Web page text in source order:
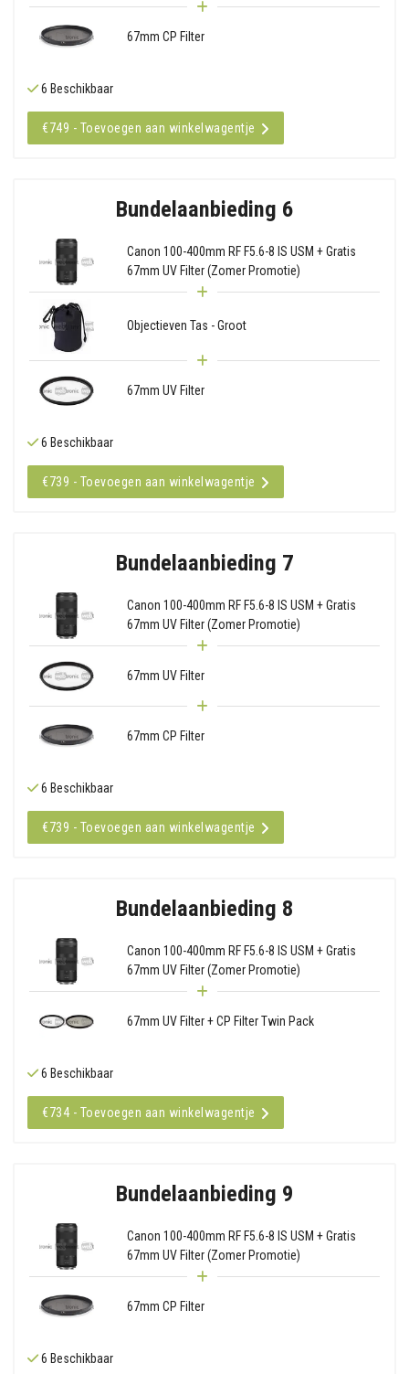
67mm CP Filter
6 Beschikbaar
€749 - Toevoegen aan winkelwagentje
Bundelaanbieding 6
Canon 100-400mm RF F5.6-8 IS USM + Gratis
67mm UV Filter (Zomer Promotie)
Objectieven Tas - Groot
67mm UV Filter
6 Beschikbaar
€739 - Toevoegen aan winkelwagentje
Bundelaanbieding 7
Canon 100-400mm RF F5.6-8 IS USM + Gratis
67mm UV Filter (Zomer Promotie)
67mm UV Filter
67mm CP Filter
6 Beschikbaar
€739 - Toevoegen aan winkelwagentje
Bundelaanbieding 8
Canon 100-400mm RF F5.6-8 IS USM + Gratis
67mm UV Filter (Zomer Promotie)
67mm UV Filter + CP Filter Twin Pack
6 Beschikbaar
€734 - Toevoegen aan winkelwagentje
Bundelaanbieding 9
Canon 100-400mm RF F5.6-8 IS USM + Gratis
67mm UV Filter (Zomer Promotie)
67mm CP Filter
6 Beschikbaar